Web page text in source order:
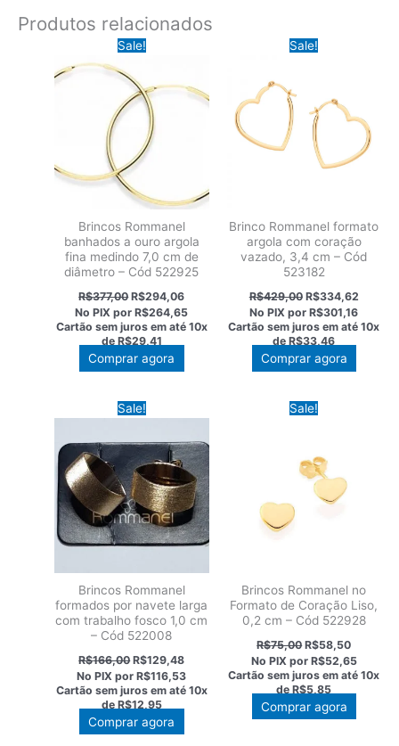
Produtos relacionados
Sale!
Brincos Rommanel
banhados a ouro argola
fina medindo 7,0 cm de
diâmetro – Cód 522925
R$377,00O
preço
original
era:
R$377,00.
R$294,06O
preço
atual
é:
R$294,06.
No PIX porR$264,65
Cartão sem juros em até 10x
deR$29,41
Comprar agora
Sale!
Brinco Rommanel formato
argola com coração
vazado, 3,4 cm – Cód
523182
R$429,00 O
preço
original
era:
R$429,00.
R$334,62O
atual
é:
No PIX porR$301,16
Cartão sem juros em até10x
de R$33,46
Comprar agora
Sale!
Brincos Rommanel
formados por navete larga
com trabalho fosco 1,0 cm
– Cód 522008
R$166,00O
preço
original
era:
R$166,00.
R$129,48
preço
atual
é:
R$129,48.
No PIX porR$116,53
Cartão sem juros em até 10x
deR$12,95
Comprar agora
Sale!
Brincos Rommanel no
Formato de Coração Liso,
0,2 cm – Cód 522928
R$75,00O
preço
original
era:
R$75,00.
R$58,50O
preço
atual
é:
No PIX por R$52,65
Cartão sem juros em até10x
de R$5,85
Comprar agora